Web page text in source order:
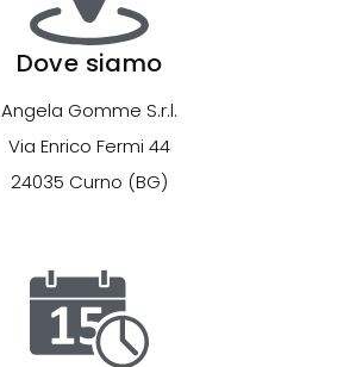
Dove siamo
Angela Gomme S.r.l.
Via Enrico Fermi 44
24035 Curno (BG)